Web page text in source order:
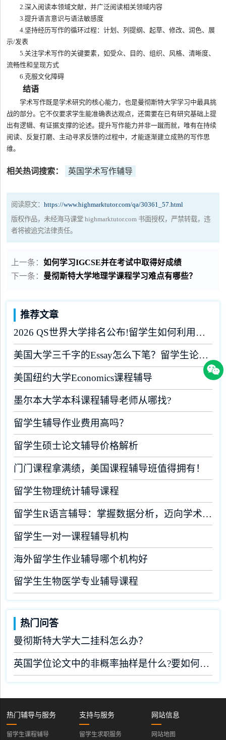
2.深入阅读本领域文献，并广泛阅读相关领域内容
3.提升语言意识与语法敏感度
4.坚持经历写作的循环过程：计划、列提纲、起草、修改、润色、展
示/发表
5.关注学术写作的关键要素，如受众、目的、组织、风格、清晰度、
流畅性和呈现方式
6.克服文化障碍
结语
学术写作既是学术研究的核心能力，也是曼彻斯特大学学习中最具挑
战的部分。它不仅要求学生能准确表达观点，还需要在已有研究基础上提
出有逻辑、有证据支撑的论述。提升写作能力并非一蹴而就，唯有在持续
阅读、反复打磨、主动寻求反馈的过程中，才能逐渐建立成熟的写作思
维。
相关热词搜索： 英国学术写作辅导
阅读原文：https://www.highmarktutor.com/qa/30361_57.html
版权作品，未经海马课堂 highmarktutor.com 书面授权，严禁转载，违
者将被追究法律责任。
上一条：如何学习IGCSE并在考试中取得好成绩
下一条： 曼彻斯特大学地理学课程学习难点有哪些？
推荐文章
2026 QS世界大学排名公布!留学生如何利用榜单做好学业规划?
美国大学三千字的Essay怎么下笔？留学生论文辅导
美国纽约大学Economics课程辅导
墨尔本大学本科课程辅导老师从哪找?
留学生辅导作业费用高吗？
留学生硕士论文辅导价格解析
门门课程拿满绩，美国课程辅导班值得拥有！
留学生物理统计辅导课程
留学生R语言辅导：掌握数据分析，迈向学术成功
留学生一对一课程辅导机构
海外留学生作业辅导哪个机构好
留学生生物医学专业辅导课程
热门问答
曼彻斯特大学大二挂科怎么办？
英国学位论文中的非概率抽样是什么?要如何完成?
热门辅导与服务
留学生课程辅导
支持与服务
留学生求职服务
网站信息
网站地图